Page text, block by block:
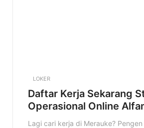
LOKER
Daftar Kerja Sekarang
Operasional Online
Merauke Terbaru
Lagi cari kerja di Merauke?